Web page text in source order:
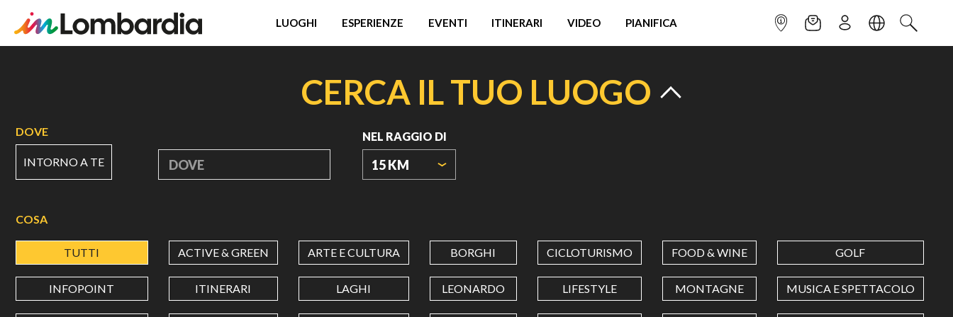
LUOGHI ESPERIENZE EVENTI ITINERARI VIDEO PIANIFICA INFOPOINTNEWSLETTER
ISCRIVITILINGUACERCA
CERCA IL TUO LUOGO
DOVE
INTORNO A TE DOVE
NEL RAGGIO DI
15 KM
COSA
TUTTI ACTIVE & GREEN ARTE E CULTURA BORGHI CICLOTURISMO FOOD & WINE GOLF
INFOPOINT ITINERARI LAGHI LEONARDO LIFESTYLE MONTAGNE MUSICA E SPETTACOLO